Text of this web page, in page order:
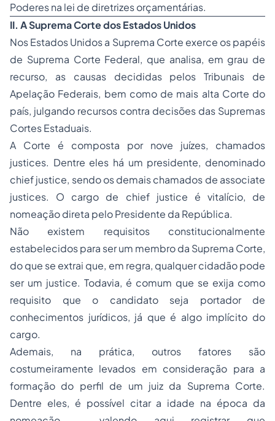
Poderes na lei de diretrizes orçamentárias.
II. A Suprema Corte dos Estados Unidos
Nos Estados Unidos a Suprema Corte exerce os papéis
de Suprema Corte Federal, que analisa, em grau de
recurso, as causas decididas pelos Tribunais de
Apelação Federais, bem como de mais alta Corte do
país, julgando recursos contra decisões das Supremas
Cortes Estaduais.
A Corte é composta por nove juízes, chamados
justices. Dentre eles há um presidente, denominado
chief justice, sendo os demais chamados de associate
justices. O cargo de chief justice é vitalício, de
nomeação direta pelo Presidente da República.
Não existem requisitos constitucionalmente
estabelecidos para ser um membro da Suprema Corte,
do que se extrai que, em regra, qualquer cidadão pode
ser um justice. Todavia, é comum que se exija como
requisito que o candidato seja portador de
conhecimentos jurídicos, já que é algo implícito do
cargo.
Ademais, na prática, outros fatores são
costumeiramente levados em consideração para a
formação do perfil de um juiz da Suprema Corte.
Dentre eles, é possível citar a idade na época da